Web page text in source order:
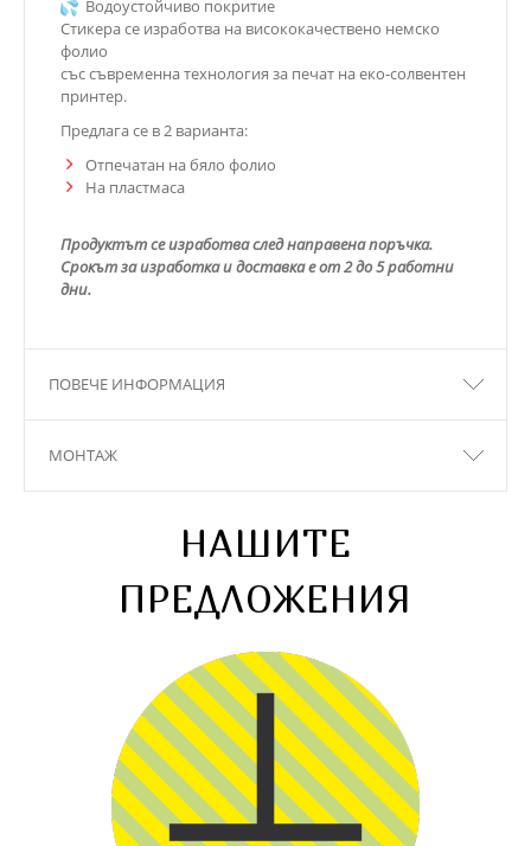
Водоустойчиво покритие
Стикера се изработва на висококачествено немско
фолио
със съвременна технология за печат на еко-солвентен
принтер.
Предлага се в 2 варианта:
Отпечатан на бяло фолио
На пластмаса
Продуктът се изработва след направена поръчка.
Срокът за изработка и доставка е от 2 до 5 работни
дни.
ПОВЕЧЕ ИНФОРМАЦИЯ
МОНТАЖ
НАШИТЕ
ПРЕДЛОЖЕНИЯ